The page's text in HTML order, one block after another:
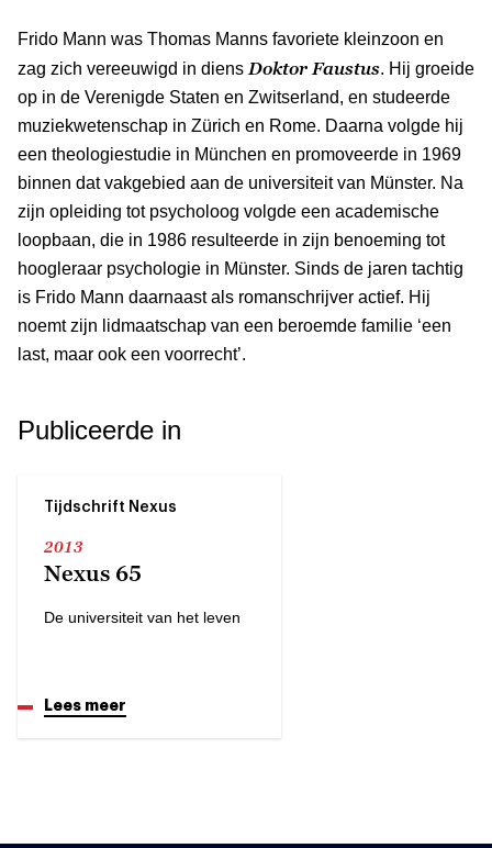
Frido Mann was Thomas Manns favoriete kleinzoon en
zag zich vereeuwigd in diens Doktor Faustus. Hij groeide
op in de Verenigde Staten en Zwitserland, en studeerde
muziekwetenschap in Zürich en Rome. Daarna volgde hij
een theologiestudie in München en promoveerde in 1969
binnen dat vakgebied aan de universiteit van Münster. Na
zijn opleiding tot psycholoog volgde een academische
loopbaan, die in 1986 resulteerde in zijn benoeming tot
hoogleraar psychologie in Münster. Sinds de jaren tachtig
is Frido Mann daarnaast als romanschrijver actief. Hij
noemt zijn lidmaatschap van een beroemde familie ‘een
last, maar ook een voorrecht’.
Publiceerde in
Tijdschrift Nexus
2013
Nexus 65
De universiteit van het leven
Lees meer